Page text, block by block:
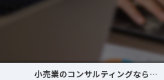
小売業のコンサルティングならサクラ経営研究所